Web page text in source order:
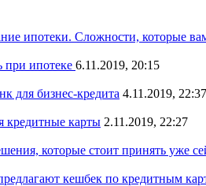
ипотеки. Сложности, которые
при ипотеке 6.11.2019, 20:15
для бизнес-кредита 4.11.2019, 22:37
кредитные карты 2.11.2019, 22:27
которые стоит принять уже
кешбек по кредитным